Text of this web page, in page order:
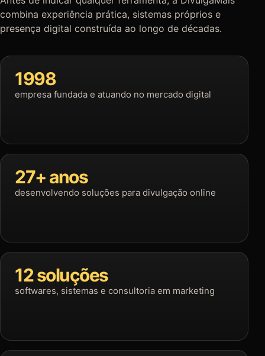
combina experiência prática, sistemas próprios e
presença digital construída ao longo de décadas.
1998
empresa fundada e atuando no mercado digital
27+ anos
desenvolvendo soluções para divulgação online
12 soluções
softwares, sistemas e consultoria em marketing